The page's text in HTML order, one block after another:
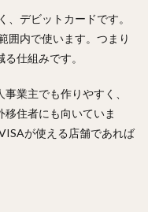
デビットカードです。
囲内で使います。つまり
仕組みです。
業主でも作りやすく、
住者にも向いていま
が使える店舗であれば